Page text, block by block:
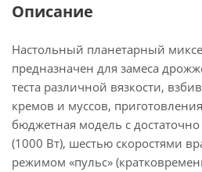
Описание
Настольный планетарный
предназначен для замеса
теста различной вязкости,
кремов и муссов,
бюджетная модель с
(1000 Вт), шестью скоростями
режимом «пульс»